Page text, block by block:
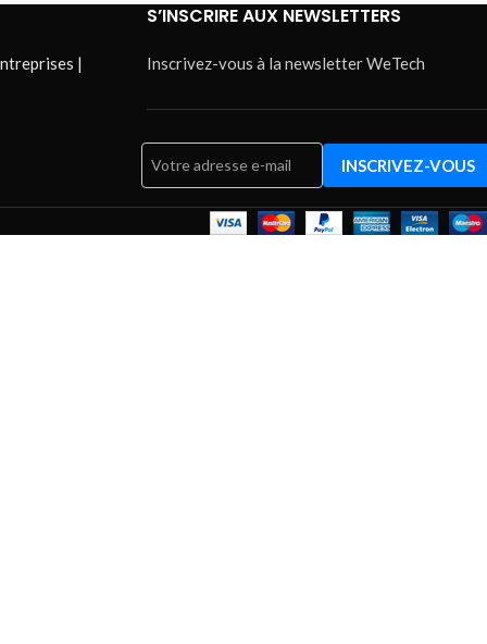
|
S’INSCRIRE AUX NEWSLETTERS
Inscrivez-vous à la newsletter WeTech